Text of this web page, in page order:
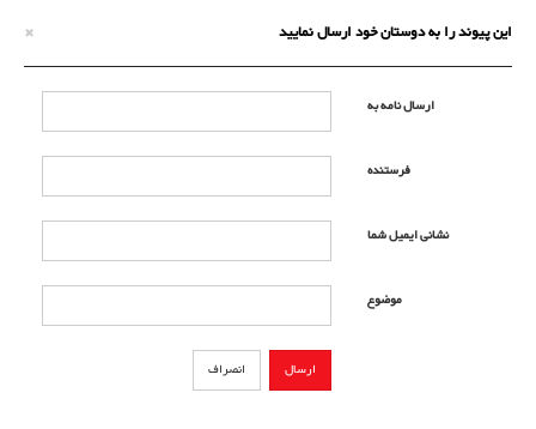
این پیوند را به دوستان خود ارسال نمایید ×
ارسال نامه به
فرستنده
نشانی ایمیل شما
موضوع
ارسال انصراف